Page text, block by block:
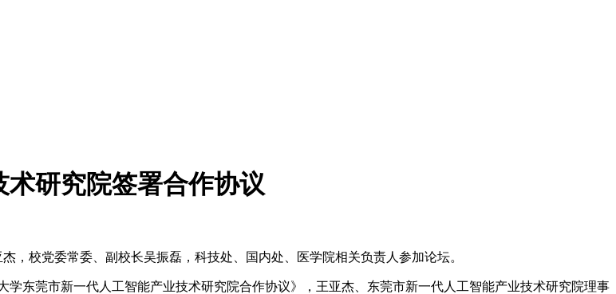
研究院签署合作协议
，校党委常委、副校长吴振磊，科技处、国内处、医学院相关负责人参加论坛。
东莞市新一代人工智能产业技术研究院合作协议》，王亚杰、东莞市新一代人工智能产业技术研究院理事